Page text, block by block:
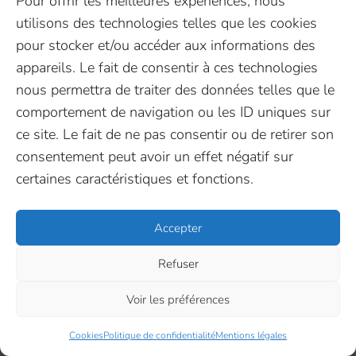
utilisons des technologies telles que les cookies
pour stocker et/ou accéder aux informations des
appareils. Le fait de consentir à ces technologies
nous permettra de traiter des données telles que le
comportement de navigation ou les ID uniques sur
ce site. Le fait de ne pas consentir ou de retirer son
consentement peut avoir un effet négatif sur
certaines caractéristiques et fonctions.
Accepter
Refuser
Voir les préférences
CookiesPolitique de confidentialitéMentions légales
Contactez-nousNous
Suivez-nous
Nous rejoindre ♥️
Linkedin
Facebook
Youtube
X (Twitter)
InovaYa 2026–Cookies–Mentions légales–
Politique de confidentialité
Mis à flot par Pilot’in